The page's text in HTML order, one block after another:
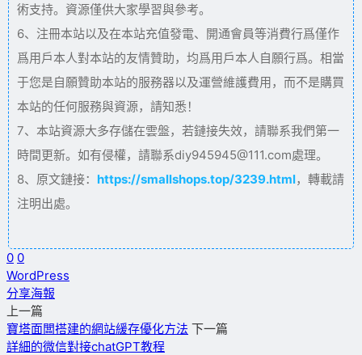
術支持。資源僅供大家學習與參考。
6、注冊本站以及在本站充值發電、開通會員等消費行爲僅作
爲用戶本人對本站的友情贊助，均爲用戶本人自願行爲。相當
于您是自願贊助本站的服務器以及運營維護費用，而不是購買
本站的任何服務與資源，請知悉！
7、本站資源大多存儲在雲盤，若鏈接失效，請聯系我們第一
時間更新。如有侵權，請聯系diy945945@111.com處理。
8、原文鏈接： https://smallshops.top/3239.html，轉載請
注明出處。
0 0
WordPress
分享海報
上一篇
寶塔面闆搭建的網站緩存優化方法 下一篇
詳細的微信對接chatGPT教程